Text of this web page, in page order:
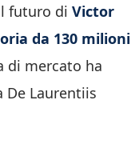
futuro di Victor
da 130 milioni
di mercato ha
De Laurentiis